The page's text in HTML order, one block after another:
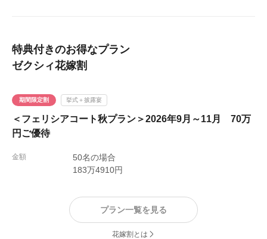
特典付きのお得なプラン
ゼクシィ花嫁割
期間限定割 挙式＋披露宴
＜フェリシアコート秋プラン＞2026年9月～11月 70万
円ご優待
金額
50名の場合
183万4910円
プラン一覧を見る
花嫁割とは